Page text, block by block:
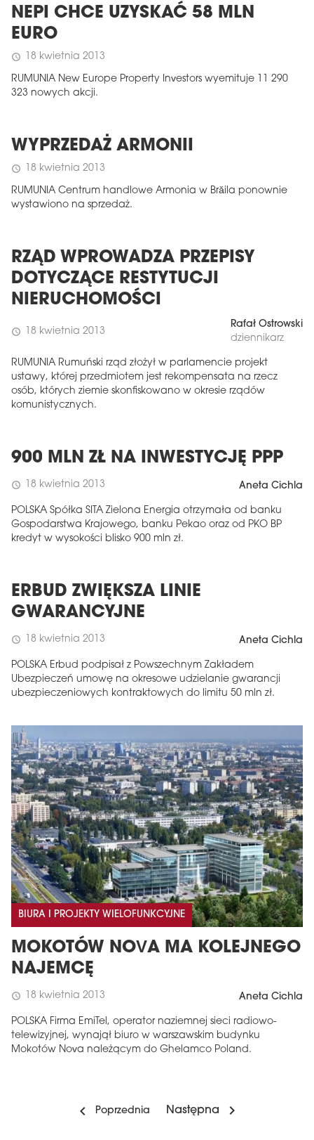
NEPI CHCE UZYSKAĆ 58 MLN
EURO
schedule 18 kwietnia 2013
RUMUNIA New Europe Property Investors wyemituje 11 290
323 nowych akcji.
WYPRZEDAŻ ARMONII
schedule 18 kwietnia 2013
RUMUNIA Centrum handlowe Armonia w Brăila ponownie
wystawiono na sprzedaż.
RZĄD WPROWADZA PRZEPISY
DOTYCZĄCE RESTYTUCJI
NIERUCHOMOŚCI
schedule 18 kwietnia 2013
Rafał Ostrowski
dziennikarz
RUMUNIA Rumuński rząd złożył w parlamencie projekt
ustawy, której przedmiotem jest rekompensata na rzecz
osób, których ziemie skonfiskowano w okresie rządów
komunistycznych.
900 MLN ZŁ NA INWESTYCJĘ PPP
schedule 18 kwietnia 2013 Aneta Cichla
POLSKA Spółka SITA Zielona Energia otrzymała od banku
Gospodarstwa Krajowego, banku Pekao oraz od PKO BP
kredyt w wysokości blisko 900 mln zł.
ERBUD ZWIĘKSZA LINIE
GWARANCYJNE
schedule 18 kwietnia 2013 Aneta Cichla
POLSKA Erbud podpisał z Powszechnym Zakładem
Ubezpieczeń umowę na okresowe udzielanie gwarancji
ubezpieczeniowych kontraktowych do limitu 50 mln zł.
BIURA I PROJEKTY WIELOFUNKCYJNE
MOKOTÓW NOVA MA KOLEJNEGO
NAJEMCĘ
schedule 18 kwietnia 2013 Aneta Cichla
POLSKA Firma EmiTel, operator naziemnej sieci radiowo-
telewizyjnej, wynajął biuro w warszawskim budynku
Mokotów Nova należącym do Ghelamco Poland.
Poprzednia Następna